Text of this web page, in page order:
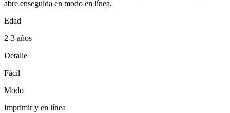
abre enseguida en modo en línea.
Edad
2-3 años
Detalle
Fácil
Modo
Imprimir y en línea